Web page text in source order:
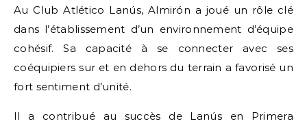
Au Club Atlético Lanús, Almirón a joué un rôle clé
dans l’établissement d’un environnement d’équipe
cohésif. Sa capacité à se connecter avec ses
coéquipiers sur et en dehors du terrain a favorisé un
fort sentiment d’unité.
Il a contribué au succès de Lanús en Primera